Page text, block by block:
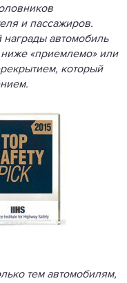
и пассажиров.
автомобиль
«приемлемо» или
который
тем автомобилям,